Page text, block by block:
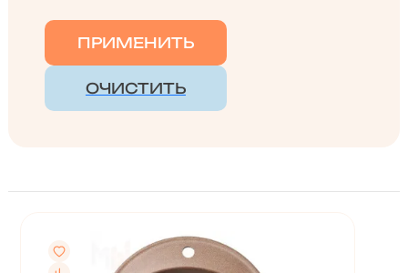
ПРИМЕНИТЬ
ОЧИСТИТЬ